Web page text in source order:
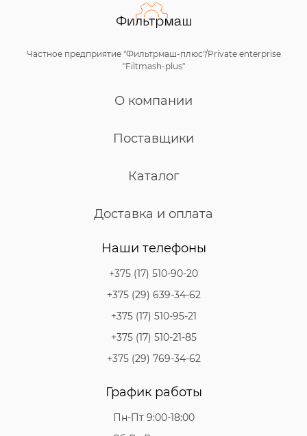
Частное предприятие "Фильтрмаш-плюс"/Private enterprise
"Filtmash-plus"
О компании
Поставщики
Каталог
Доставка и оплата
Наши телефоны
+375 (17) 510-90-20
+375 (29) 639-34-62
+375 (17) 510-95-21
+375 (17) 510-21-85
+375 (29) 769-34-62
График работы
Пн-Пт 9:00-18:00